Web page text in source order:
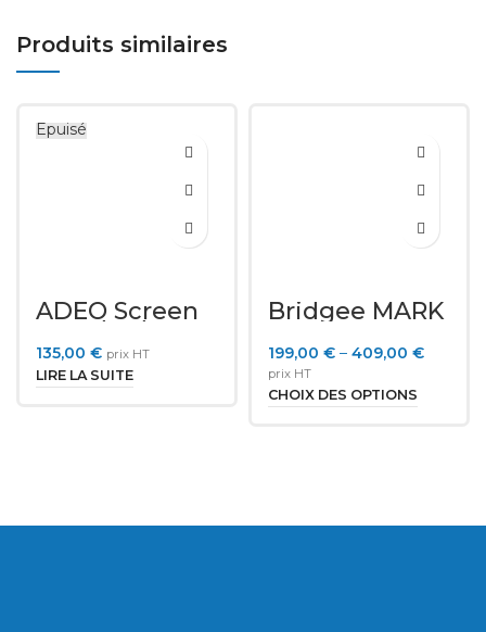
Produits similaires
Épuisé
ADEO Screen
Standard
Interface
135,00 € prix HT
LIRE LA SUITE
Bridgee MARK
199,00 € – 409,00 €
prix HT
CHOIX DES OPTIONS